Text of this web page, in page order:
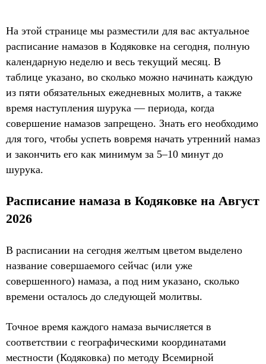
На этой странице мы разместили для вас актуальное
расписание намазов в Кодяковке на сегодня, полную
календарную неделю и весь текущий месяц. В
таблице указано, во сколько можно начинать каждую
из пяти обязательных ежедневных молитв, а также
время наступления шурука — периода, когда
совершение намазов запрещено. Знать его необходимо
для того, чтобы успеть вовремя начать утренний намаз
и закончить его как минимум за 5–10 минут до
шурука.
Расписание намаза в Кодяковке на Август
2026
В расписании на сегодня желтым цветом выделено
название совершаемого сейчас (или уже
совершенного) намаза, а под ним указано, сколько
времени осталось до следующей молитвы.
Точное время каждого намаза вычисляется в
соответствии с географическими координатами
местности (Кодяковка) по методу Всемирной